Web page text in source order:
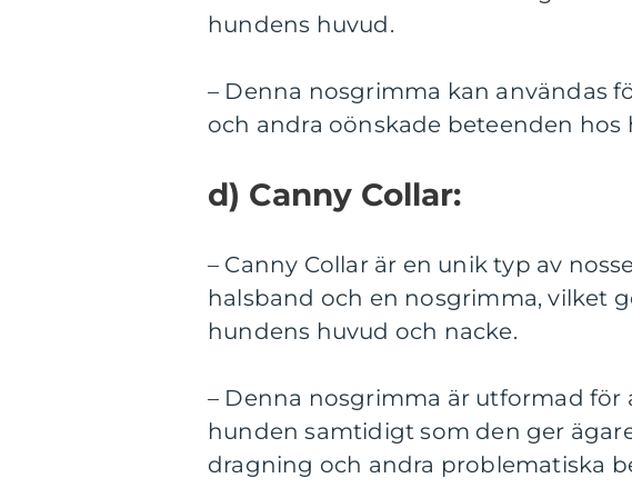
hundens huvud.
– Denna nosgrimma kan användas
och andra oönskade beteenden hos
d) Canny Collar:
– Canny Collar är en unik typ av
halsband och en nosgrimma, vilket
hundens huvud och nacke.
– Denna nosgrimma är utformad för
hunden samtidigt som den ger
dragning och andra problematiska